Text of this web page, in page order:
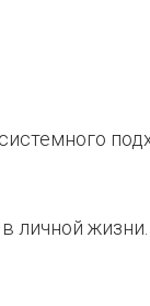
личной жизни.